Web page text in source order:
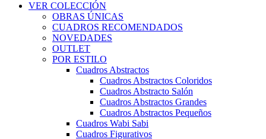
VER COLECCIÓN
OBRAS ÚNICAS
CUADROS RECOMENDADOS
NOVEDADES
OUTLET
POR ESTILO
Cuadros Abstractos
Cuadros Abstractos Coloridos
Cuadros Abstracto Salón
Cuadros Abstractos Grandes
Cuadros Abstractos Pequeños
Cuadros Wabi Sabi
Cuadros Figurativos